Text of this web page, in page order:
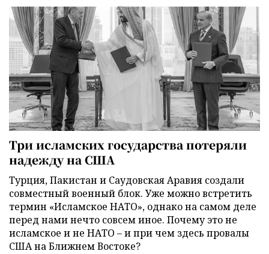
Три исламских государства потеряли
надежду на США
Турция, Пакистан и Саудовская Аравия создали
совместный военный блок. Уже можно встретить
термин «Исламское НАТО», однако на самом деле
перед нами нечто совсем иное. Почему это не
исламское и не НАТО – и при чем здесь провалы
США на Ближнем Востоке?